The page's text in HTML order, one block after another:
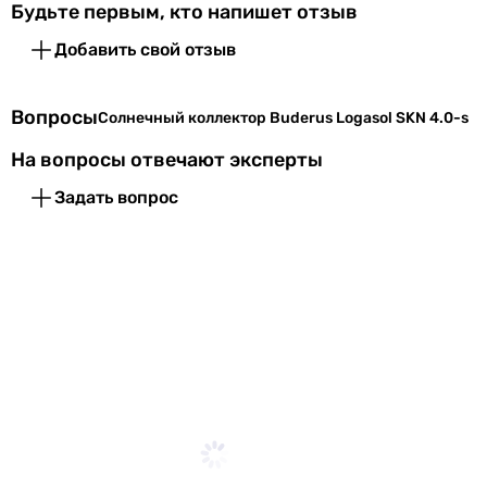
Ширина
Увидели ошибку в описании или характеристиках?
Будьте первым, кто напишет отзыв
Добавить свой отзыв
ВопросыСолнечный коллектор Buderus Logasol SKN 4.0-s
На вопросы отвечают эксперты
Задать вопрос